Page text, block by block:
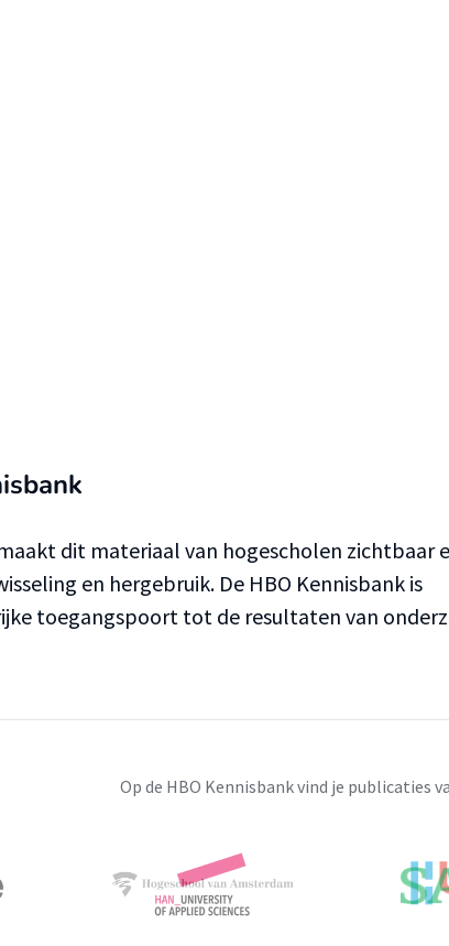
dit materiaal van hogescholen zichtbaar
en hergebruik. De HBO Kennisbank is
toegangspoort tot de resultaten van
Op de HBO Kennisbank vind je publicaties